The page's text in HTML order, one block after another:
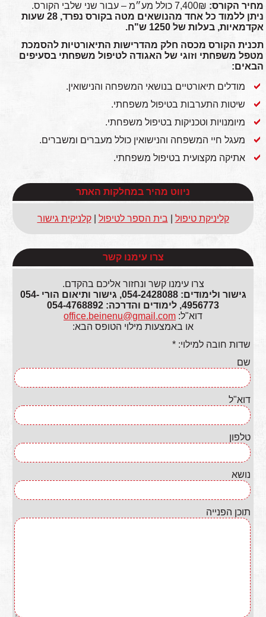
מחיר הקורס:
ניתן ללמוד כל אחד מהנושאים מטה בקורס נפרד, 28 שעות
אקדמאיות, בעלות של 1250 ש"ח.
תכנית הקורס מכסה חלק מהדרישות התיאורטיות להסמכת
מטפל משפחתי וזוגי של האגודה לטיפול משפחתי בסעיפים
הבאים:
מודלים תיאורטיים בנושאי המשפחה והנישואין.
שיטות התערבות בטיפול משפחתי.
מיומנויות וטכניקות בטיפול משפחתי.
מעגל חיי המשפחה והנישואין כולל מעברים ומשברים.
אתיקה מקצועית בטיפול משפחתי.
ניווט מהיר במחלקות האתר
קליניקת טיפול בית הספר לטיפול |קלניקית גישור
צרו עימנו קשר
צרו עימנו קשר ונחזור אליכם בהקדם.
גישור ולימודים: 054-2428088, גישור ותיאום הורי 054-
4956773, לימודים והדרכה: 054-4768892
דוא"ל: office.beinenu@gmail.com
או באמצעות מילוי הטופס הבא:
שדות חובה למילוי: *
שם
דוא"ל
טלפון
נושא
תוכן הפנייה